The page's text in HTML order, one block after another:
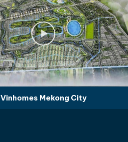
Vinhomes Mekong City